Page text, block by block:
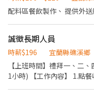
刻時光。 店內採 「禁止搭訕」 原則，來店客人大多尊重彼此的界
線，也認同我們所營造的文化與氛圍。 我們相
度打擾，而是在適當的時候，給
待這樣的你】 如果你符合以下特質，相信會很適合加入我們： * 具
餐飲相關工作經驗 * 愛乾
產品研發或風味設計能力 *
本攝影或短影音拍攝能力 比起經驗，我們更重視你的態度與學習意
願。 ⸻ 【加入前，想請你先了解】 餐飲工作需要長時間站立，
配料區餐飲製作、 提供外
誠徵長期人員
時薪$196
宜蘭縣礁溪鄉
【上班時間】禮拜一、二、四、五、六、
1小時) 【工作內容】 1.點餐收銀 2.日式刨冰、甜品調配、飲品製